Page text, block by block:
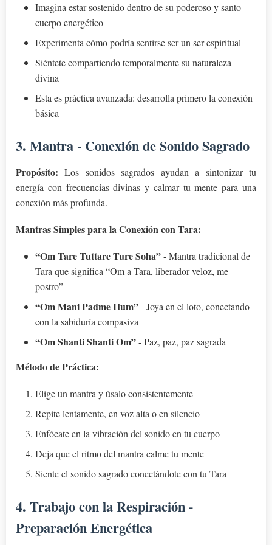
Imagina estar sostenido dentro de su poderoso y santo
cuerpo energético
Experimenta cómo podría sentirse ser un ser espiritual
Siéntete compartiendo temporalmente su naturaleza
divina
Esta es práctica avanzada: desarrolla primero la conexión
básica
3. Mantra - Conexión de Sonido Sagrado
Propósito: Los sonidos sagrados ayudan a sintonizar tu
energía con frecuencias divinas y calmar tu mente para una
conexión más profunda.
Mantras Simples para la Conexión con Tara:
“Om Tare Tuttare Ture Soha”- Mantra tradicional de
Tara que significa “Om a Tara, liberador veloz, me
postro”
“Om Mani Padme Hum”- Joya en el loto, conectando
con la sabiduría compasiva
“Om Shanti Shanti Om”- Paz, paz, paz sagrada
Método de Práctica:
Elige un mantra y úsalo consistentemente
Repite lentamente, en voz alta o en silencio
Enfócate en la vibración del sonido en tu cuerpo
Deja que el ritmo del mantra calme tu mente
Siente el sonido sagrado conectándote con tu Tara
4. Trabajo con la Respiración -
Preparación Energética